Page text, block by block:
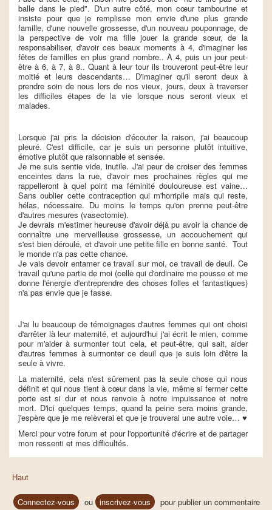
balle dans le pied". D'un autre côté, mon cœur tambourine et
insiste pour que je remplisse mon envie d'une plus grande
famille, d'une nouvelle grossesse, d'un nouveau pouponnage, de
la perspective de voir ma fille jouer la grande sœur, de la
responsabiliser, d'avoir ces beaux moments à 4, d'imaginer les
fêtes de familles en plus grand nombre.. À 4, puis un jour peut-
être à 6, à 7, à 8.. Quant à leur tour ils trouveront peut-être leur
moitié et leurs descendants… D'imaginer qu'il seront deux à
prendre soin de nous lors de nos vieux, jours, deux à traverser
les difficiles étapes de la vie lorsque nous seront vieux et
malades.
Lorsque j'ai pris la décision d'écouter la raison, j'ai beaucoup
pleuré. C'est difficile, car je suis un personne plutôt intuitive,
émotive plutôt que raisonnable et sensée.
Je me suis sentie vide, inutile. J'ai peur de croiser des femmes
enceintes dans la rue, d'avoir mes prochaines règles qui me
rappelleront à quel point ma féminité douloureuse est vaine…
Sans oublier cette contraception qui m'horripile mais qui reste,
hélas, nécessaire. Du moins le temps qu'on prenne peut-être
d'autres mesures (vasectomie).
Je devrais m'estimer heureuse d'avoir déjà pu avoir la chance de
connaître une merveilleuse grossesse, un accouchement qui
s'est bien déroulé, et d'avoir une petite fille en bonne santé. Tout
le monde n'a pas cette chance.
Je vais devoir entamer ce travail sur moi, ce travail de deuil. Ce
travail qu'une partie de moi (celle qui d'ordinaire me pousse et me
donne l'énergie d'entreprendre des choses folles et fantastiques)
n'a pas envie que je fasse.
J'ai lu beaucoup de témoignages d'autres femmes qui ont choisi
d'arrêter là leur maternité, et aujourd'hui j'ai écrit le mien, comme
pour m'aider à surmonter tout cela, et peut-être, qui sait, aider
d'autres femmes à surmonter ce deuil que je suis loin d'être la
seule à vivre.
La maternité, cela n'est sûrement pas la seule chose qui nous
définit et qui nous tient à cœur dans la vie, même si fermer cette
porte est si dur et nous renvoie à notre impuissance et notre
mort. D'ici quelques temps, quand la peine sera moins grande,
j'espère que je me relèverai et que je trouverai une autre voie… ♥
Merci pour votre forum et pour l'opportunité d'écrire et de partager
mon ressenti et mes difficultés.
Haut
Connectez-vous ou inscrivez-vous pour publier un commentaire